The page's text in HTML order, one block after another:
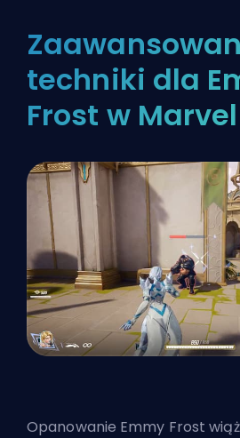
techniki dla
Frost w
Opanowanie Emmy Frost